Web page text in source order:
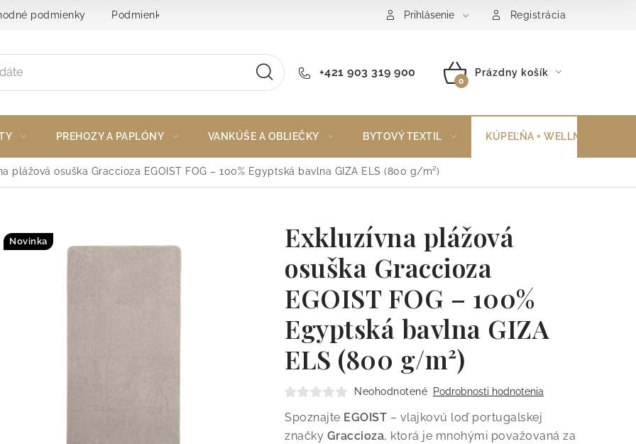
podmienky Podmienky ochrany osobných údajov Reklamačný poriadok Vrátenie tovaru
Prihlásenie Registrácia
+421 903 319 900
NÁKUPNÝ
Prázdny košík
PREHOZY A PAPLÓNY VANKÚŠE A OBLIEČKY BYTOVÝ TEXTIL KÚPEĽŇA + WELLNESS
plážová osuška Graccioza EGOIST FOG – 100% Egyptská bavlna GIZA ELS (800 g/m²)
Exkluzívna plážová
osuška Graccioza
EGOIST FOG – 100%
Egyptská bavlna GIZA
ELS (800 g/m²)
Neohodnotené Podrobnosti hodnotenia
Spoznajte EGOIST – vlajkovú loď portugalskej
značky Graccioza, ktorá je mnohými považovaná za
Novinka